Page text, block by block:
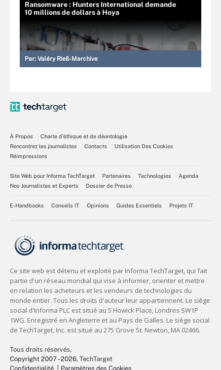
Ransomware : Hunters International demande
10 millions de dollars à Hoya
Par: Valéry Rieß-Marchive
À Propos
Charte d’éthique et de déontologie
Rencontrez les journalistes
Contacts
Utilisation Des Cookies
Réimpressions
Site Web pour Informa TechTarget Partenaires Technologies
Agenda
Nos Journalistes et Experts
Dossier de Presse
E-Handbooks Conseils IT Opinions Guides Essentiels Projets IT
Tous droits réservés,
Copyright 2007 - 2026, TechTarget
Confidentialité
Paramètres des Cookies